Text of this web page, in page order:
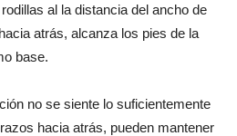
al la distancia del ancho de
atrás, alcanza los pies de la
base.
no se siente lo suficientemente
hacia atrás, pueden mantener